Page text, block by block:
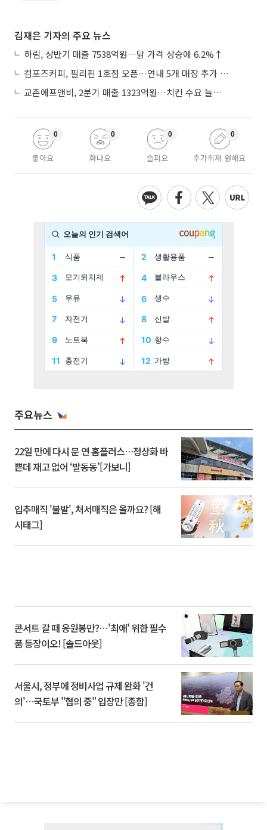
김재은 기자의 주요 뉴스
하림, 상반기 매출 7538억원…닭 가격 상승에 6.2%↑
컴포즈커피, 필리핀 1호점 오픈…연내 5개 매장 추가 출점
교촌에프앤비, 2분기 매출 1323억원…치킨 수요 늘며 4.9%↑
좋아요
0
화나요
0
슬퍼요
0
추가취재 원해요
0
주요뉴스
22일 만에 다시 문 연 홈플러스…정상화 바
쁜데 재고 없어 ‘발동동’[가보니]
입추매직 '불발', 처서매직은 올까요? [해
시태그]
콘서트 갈 때 응원봉만?⋯'최애' 위한 필수
품 등장이오! [솔드아웃]
서울시, 정부에 정비사업 규제 완화 '건
의'⋯국토부 "협의 중" 입장만 [종합]